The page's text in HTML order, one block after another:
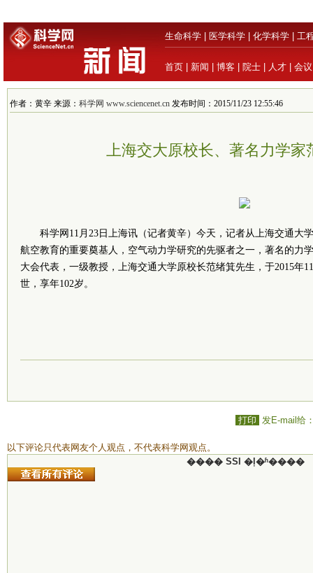
生命科学 医学科学 化学科学 工
首页 新闻 博客 院士 人才 会议
作者：黄辛 来源： 科学网 www.sciencenet.cn 发布时间：2015/11/23 12:55:46
上海交大原校长、著名力学家
科学网11月23日上海讯（记者黄辛）今天，记者从上海交通大
航空教育的重要奠基人，空气动力学研究的先驱者之一，著名的力
大会代表，一级教授，上海交通大学原校长范绪箕先生，于2015年
世，享年102岁。
打印 发E-mail给
以下评论只代表网友个人观点，不代表科学网观点。
���� SSI �ļ�ʱ����